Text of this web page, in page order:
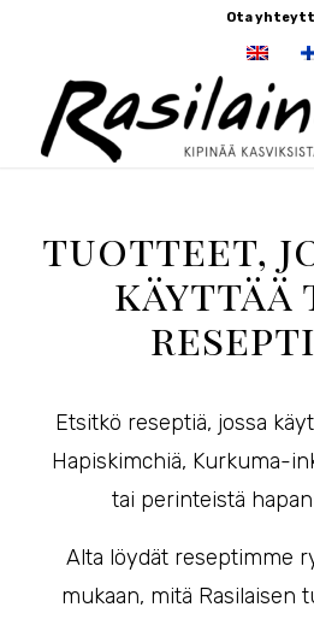
Ota
tuotteet,
käyttää
Etsitkö reseptiä, jossa
Hapiskimchiä, Kurkuma-
tai perinteistä
Alta löydät reseptimme
mukaan, mitä Rasilaisen